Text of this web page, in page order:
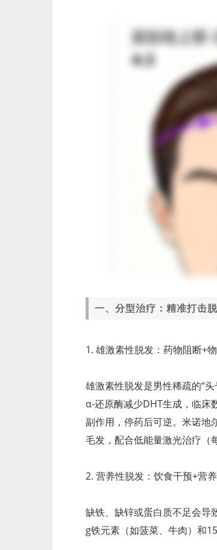
一、分型治疗：精准打击
1. 雄激素性脱发：药物阻断+
雄激素性脱发是男性稀疏的“
α-还原酶减少DHT生成，临床
副作用，停药后可逆。米诺地
毛发，配合低能量激光治疗（
2. 营养性脱发：饮食干预+营
缺铁、缺锌或蛋白质不足会导
g铁元素（如菠菜、牛肉）和